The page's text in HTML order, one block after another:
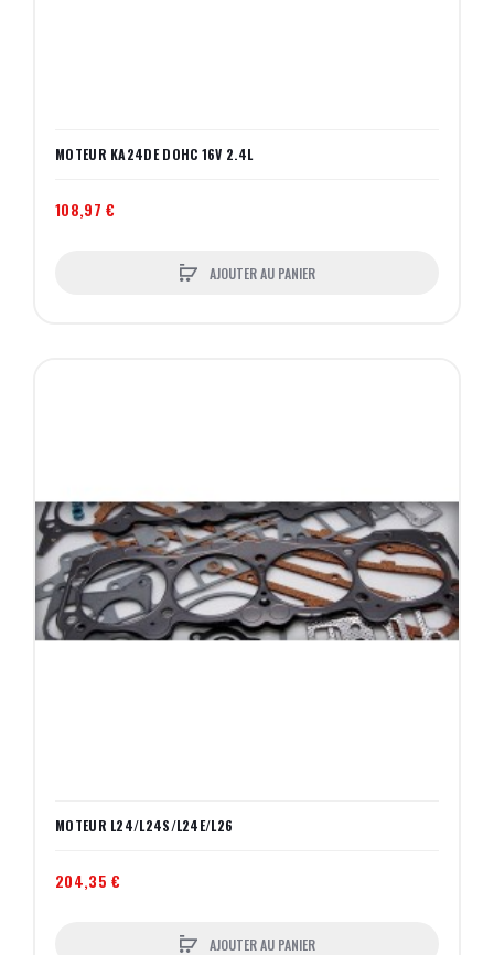
MOTEUR KA24DE DOHC 16V 2.4L
108,97 €
AJOUTER AU PANIER
MOTEUR L24/L24S/L24E/L26
204,35 €
AJOUTER AU PANIER